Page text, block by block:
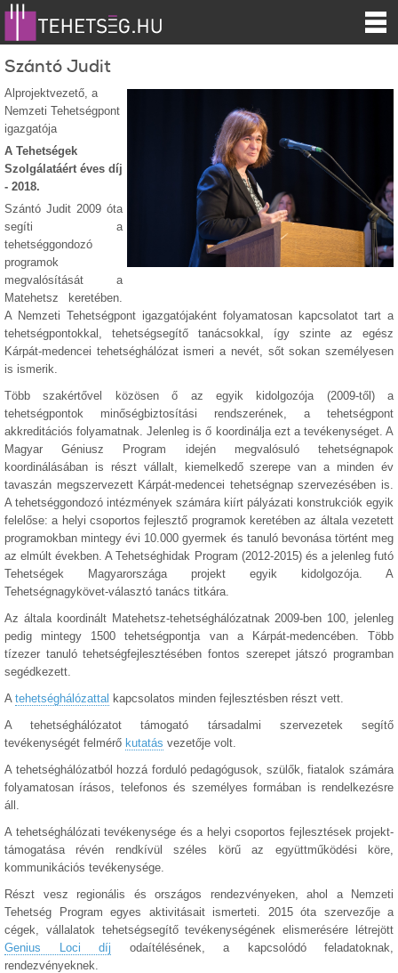
Szántó Judit
Alprojektvezető, a
Nemzeti Tehetségpont
igazgatója
A Tehetségek
Szolgálatáért éves díj
- 2018.
Szántó Judit 2009 óta
segíti a
tehetséggondozó
programok
megvalósítását a
Matehetsz keretében.
A Nemzeti Tehetségpont igazgatójaként folyamatosan kapcsolatot tart a
tehetségpontokkal, tehetségsegítő tanácsokkal, így szinte az egész
Kárpát-medencei tehetséghálózat ismeri a nevét, sőt sokan személyesen
is ismerik.
Több szakértővel közösen ő az egyik kidolgozója (2009-től) a
tehetségpontok minőségbiztosítási rendszerének, a tehetségpont
akkreditációs folyamatnak. Jelenleg is ő koordinálja ezt a tevékenységet. A
Magyar Géniusz Program idején megvalósuló tehetségnapok
koordinálásában is részt vállalt, kiemelkedő szerepe van a minden év
tavaszán megszervezett Kárpát-medencei tehetségnap szervezésében is.
A tehetséggondozó intézmények számára kiírt pályázati konstrukciók egyik
felelőse: a helyi csoportos fejlesztő programok keretében az általa vezetett
programokban mintegy évi 10.000 gyermek és tanuló bevonása történt meg
az elmúlt években. A Tehetséghidak Program (2012-2015) és a jelenleg futó
Tehetségek Magyarországa projekt egyik kidolgozója. A
Tehetségnagykövet-választó tanács titkára.
Az általa koordinált Matehetsz-tehetséghálózatnak 2009-ben 100, jelenleg
pedig mintegy 1500 tehetségpontja van a Kárpát-medencében. Több
tízezer tanuló tehetségfejlesztésében fontos szerepet játszó programban
segédkezett.
A tehetséghálózattal kapcsolatos minden fejlesztésben részt vett.
A tehetséghálózatot támogató társadalmi szervezetek segítő
tevékenységét felmérő kutatás vezetője volt.
A tehetséghálózatból hozzá forduló pedagógusok, szülők, fiatalok számára
folyamatosan írásos, telefonos és személyes formában is rendelkezésre
áll.
A tehetséghálózati tevékenysége és a helyi csoportos fejlesztések projekt-
támogatása révén rendkívül széles körű az együttműködési köre,
kommunikációs tevékenysége.
Részt vesz regionális és országos rendezvényeken, ahol a Nemzeti
Tehetség Program egyes aktivitásait ismerteti. 2015 óta szervezője a
cégek, vállalatok tehetségsegítő tevékenységének elismerésére létrejött
Genius Loci díj odaítélésének, a kapcsolódó feladatoknak,
rendezvényeknek.